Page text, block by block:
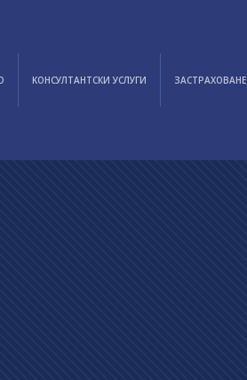
KОНСУЛТАНТСКИ УСЛУГИ ЗАСТРАХОВАНЕ